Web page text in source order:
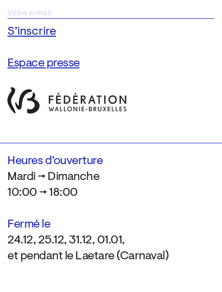
Espace presse
Heures d’ouverture
Mardi → Dimanche
10:00 → 18:00
Fermé le
24.12, 25.12, 31.12, 01.01,
et pendant le Laetare (Carnaval)